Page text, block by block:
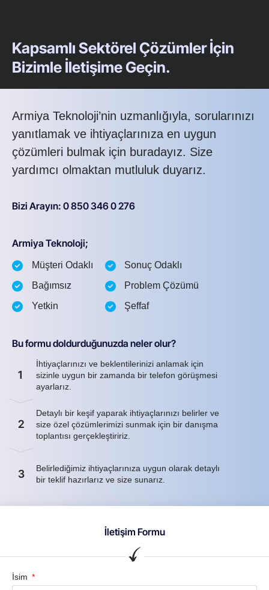
Kapsamlı Sektörel Çözümler İçin
Bizimle İletişime Geçin.
Armiya Teknoloji’nin uzmanlığıyla, sorularınızı
yanıtlamak ve ihtiyaçlarınıza en uygun
çözümleri bulmak için buradayız. Size
yardımcı olmaktan mutluluk duyarız.
Bizi Arayın: 0 850 346 0 276
Armiya Teknoloji;
Müşteri Odaklı
Bağımsız
Yetkin
Sonuç Odaklı
Problem Çözümü
Şeffaf
Bu formu doldurduğunuzda neler olur?
1
İhtiyaçlarınızı ve beklentilerinizi anlamak için
sizinle uygun bir zamanda bir telefon görüşmesi
ayarlarız.
2
Detaylı bir keşif yaparak ihtiyaçlarınızı belirler ve
size özel çözümlerimizi sunmak için bir danışma
toplantısı gerçekleştiririz.
3
Belirlediğimiz ihtiyaçlarınıza uygun olarak detaylı
bir teklif hazırlarız ve size sunarız.
İletişim Formu
İsim